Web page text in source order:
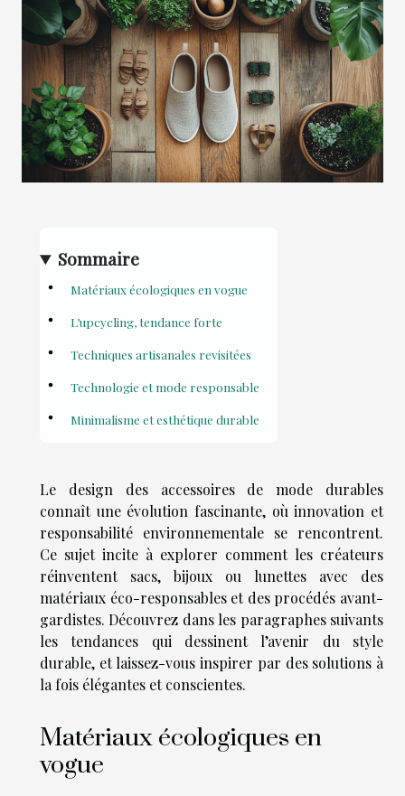
Sommaire
Matériaux écologiques en vogue
L’upcycling, tendance forte
Techniques artisanales revisitées
Technologie et mode responsable
Minimalisme et esthétique durable
Le design des accessoires de mode durables
connaît une évolution fascinante, où innovation et
responsabilité environnementale se rencontrent.
Ce sujet incite à explorer comment les créateurs
réinventent sacs, bijoux ou lunettes avec des
matériaux éco-responsables et des procédés avant-
gardistes. Découvrez dans les paragraphes suivants
les tendances qui dessinent l’avenir du style
durable, et laissez-vous inspirer par des solutions à
la fois élégantes et conscientes.
Matériaux écologiques en
vogue